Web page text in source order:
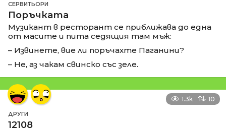
СЕРВИТЬОРИ
Поръчката
Музикант в ресторант се приближава до една
от масите и пита седящия там мъж:
– Извинете, вие ли поръчахте Паганини?
– Не, аз чакам свинско със зеле.
1.3k 10
ДРУГИ
12108